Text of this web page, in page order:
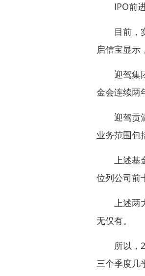
IPO前进
目前，实
启信宝显示
迎驾集团
金会连续两
迎驾贡酒
业务范围包
上述基金
位列公司前
上述两大
无仅有。
所以，
三个季度几